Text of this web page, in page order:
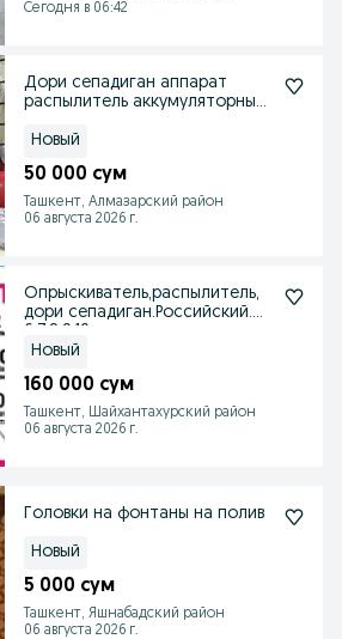
Сегодня в 06:42
Дори сепадиган аппарат
распылитель аккумуляторный
Новый
50 000 сум
Ташкент, Алмазарский район
06 августа 2026 г.
Опрыскиватель,распылитель,
дори сепадиган.Российский.
Новый
160 000 сум
Ташкент, Шайхантахурский район
06 августа 2026 г.
Головки на фонтаны на полив
Новый
5 000 сум
Ташкент, Яшнабадский район
06 августа 2026 г.